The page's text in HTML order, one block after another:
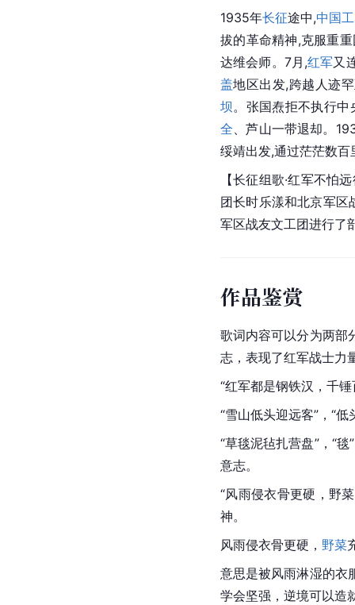
1935年长征途中,中国
拔的革命精神,克服重
达维会师。7月,红军又
盖地区出发,跨越人迹
坝。张国焘拒不执行
全、芦山一带退却。
绥靖出发,通过茫茫数
【长征组歌·红军不怕
团长时乐漾和北京军
军区战友文工团进行了
作品鉴赏
歌词内容可以分为两部
志，表现了红军战士力
“红军都是钢铁汉，千
“雪山低头迎远客”，“
“草毯泥毡扎营盘”，“毯
意志。
“风雨侵衣骨更硬，野菜
神。
风雨侵衣骨更硬， 野菜
意思是被风雨淋湿的衣
学会坚强，逆境可以造